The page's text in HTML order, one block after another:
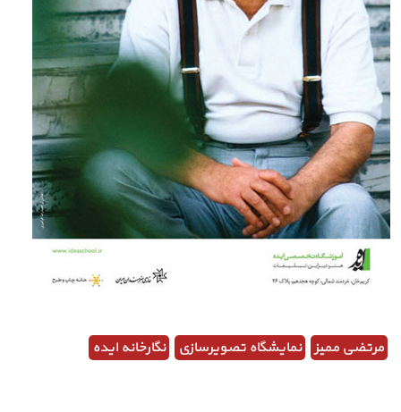
مرتضی ممیز نمایشگاه تصویرسازی نگارخانه ایده